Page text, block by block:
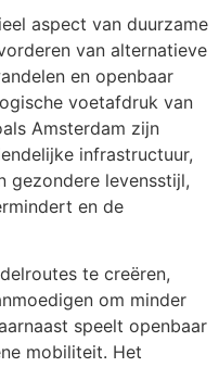
aspect van duurzame
van alternatieve
en openbaar
voetafdruk van
Amsterdam zijn
infrastructuur,
gezondere levensstijl,
en de
te creëren,
om minder
speelt openbaar
mobiliteit. Het